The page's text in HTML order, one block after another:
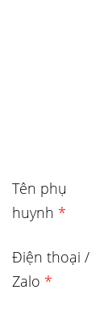
Tên phụ
huynh *
Điện thoại /
Zalo *